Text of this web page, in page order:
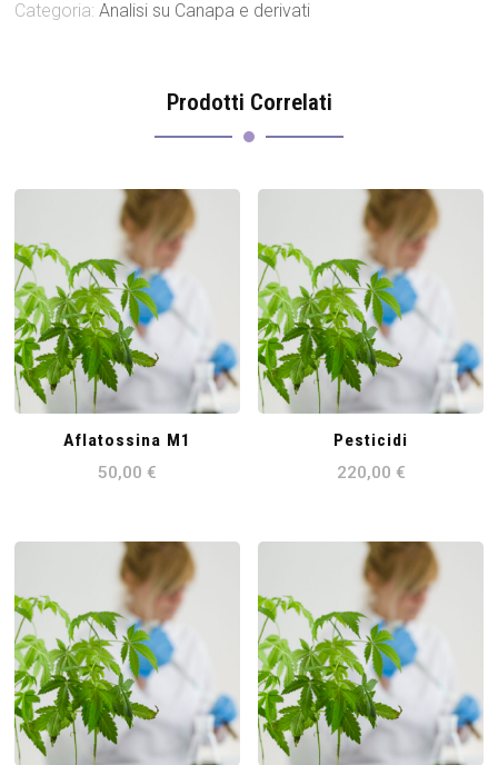
E
prodotti
Categoria:Analisi su Canapa e derivati
Prodotti Correlati
Aflatossina M1
50,00 €
Pesticidi
220,00 €